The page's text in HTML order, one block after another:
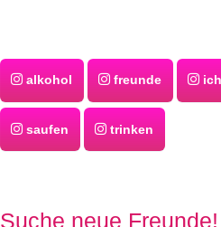
alkohol freunde ich
saufen trinken
Suche neue